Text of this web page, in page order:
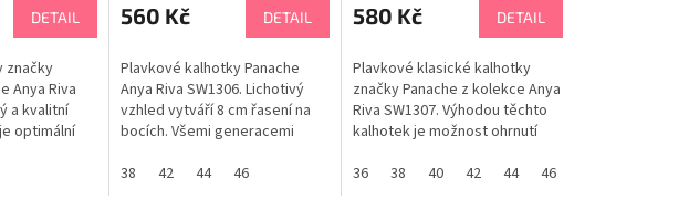
DETAIL
značky
Anya Riva
a kvalitní
optimální
560 Kč DETAIL
Plavkové kalhotky Panache
Anya Riva SW1306. Lichotivý
vzhled vytváří 8 cm řasení na
bocích. Všemi generacemi
vyrábí značka Panache
38 42 44 46
580 Kč DETAIL
Plavkové klasické kalhotky
značky Panache z kolekce Anya
Riva SW1307. Výhodou těchto
kalhotek je možnost ohrnutí
vyšší kalhotky k uschování
36 38 40 42 44 46